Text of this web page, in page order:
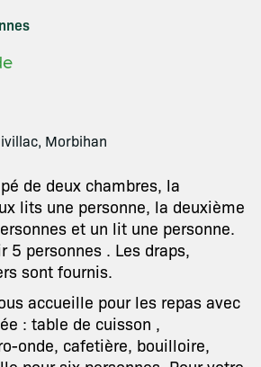
Morbihan
de deux chambres, la
lits une personne, la deuxième
et un lit une personne.
5 personnes . Les draps,
sont fournis.
accueille pour les repas avec
: table de cuisson ,
onde, cafetière, bouilloire,